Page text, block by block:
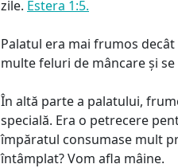
zile. Estera 1:5.
Palatul era mai frumos
multe feluri de mâncare și
În altă parte a palatului,
specială. Era o petrecere
împăratul consumase mult
întâmplat? Vom afla mâine.